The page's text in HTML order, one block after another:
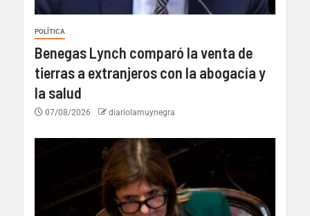
POLÍTICA
Benegas Lynch comparó la venta de
tierras a extranjeros con la abogacía y
la salud
07/08/2026 diariolamuynegra